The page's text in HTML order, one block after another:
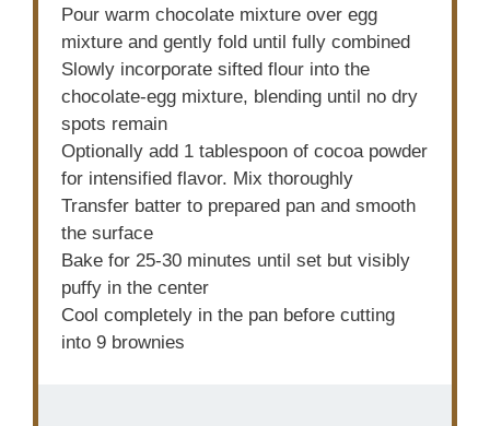
Pour warm chocolate mixture over egg
mixture and gently fold until fully combined
Slowly incorporate sifted flour into the
chocolate-egg mixture, blending until no dry
spots remain
Optionally add 1 tablespoon of cocoa powder
for intensified flavor. Mix thoroughly
Transfer batter to prepared pan and smooth
the surface
Bake for 25-30 minutes until set but visibly
puffy in the center
Cool completely in the pan before cutting
into 9 brownies